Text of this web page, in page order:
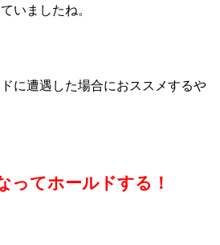
いましたね。
に遭遇した場合におススメするや
ってホールドする！